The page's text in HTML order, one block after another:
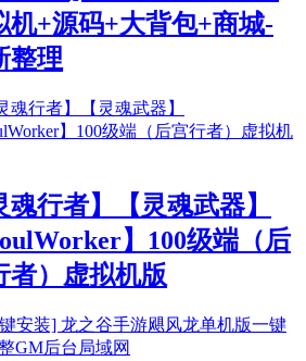
机+源码+大背包+商城-
整理
魂行者】【灵魂武器】
】100级端（后
者）虚拟机版